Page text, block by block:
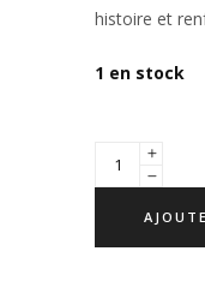
histoire et
1 en stock